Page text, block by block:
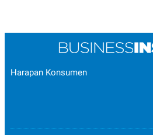
Harapan Konsumen